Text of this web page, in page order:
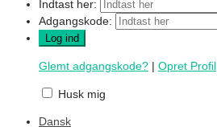
Indtast her:
Adgangskode:
Glemt adgangskode? | Opret Profil
Husk mig
Dansk